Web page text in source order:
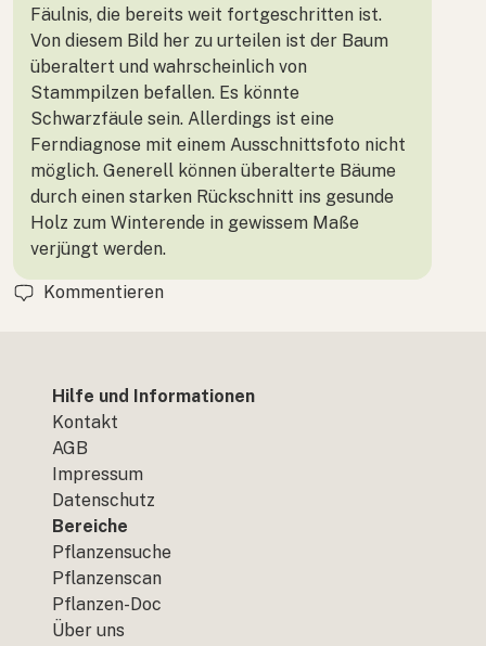
Fäulnis, die bereits weit fortgeschritten ist.
Von diesem Bild her zu urteilen ist der Baum
überaltert und wahrscheinlich von
Stammpilzen befallen. Es könnte
Schwarzfäule sein. Allerdings ist eine
Ferndiagnose mit einem Ausschnittsfoto nicht
möglich. Generell können überalterte Bäume
durch einen starken Rückschnitt ins gesunde
Holz zum Winterende in gewissem Maße
verjüngt werden.
Kommentieren
Hilfe und Informationen
Kontakt
AGB
Impressum
Datenschutz
Bereiche
Pflanzensuche
Pflanzenscan
Pflanzen-Doc
Über uns